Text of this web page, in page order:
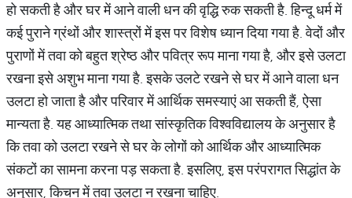
हो सकती है और घर में आने वाली धन की वृद्धि रुक सकती है. हिन्दू धर्म में
कई पुराने ग्रंथों और शास्त्रों में इस पर विशेष ध्यान दिया गया है. वेदों और
पुराणों में तवा को बहुत श्रेष्ठ और पवित्र रूप माना गया है, और इसे उलटा
रखना इसे अशुभ माना गया है. इसके उलटे रखने से घर में आने वाला धन
उलटा हो जाता है और परिवार में आर्थिक समस्याएं आ सकती हैं, ऐसा
मान्यता है. यह आध्यात्मिक तथा सांस्कृतिक विश्वविद्यालय के अनुसार है
कि तवा को उलटा रखने से घर के लोगों को आर्थिक और आध्यात्मिक
संकटों का सामना करना पड़ सकता है. इसलिए, इस परंपरागत सिद्धांत के
अनुसार, किचन में तवा उलटा न रखना चाहिए.